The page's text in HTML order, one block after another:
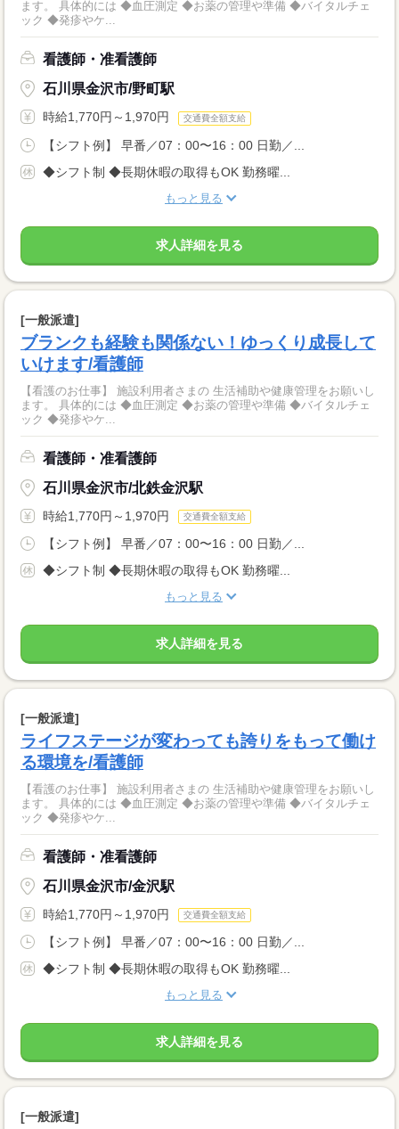
ます。 具体的には ◆血圧測定 ◆お薬の管理や準備 ◆バイタルチェ
ック ◆発疹やケ...
看護師・准看護師
石川県金沢市/野町駅
時給1,770円～1,970円 交通費全額支給
【シフト例】 早番／07：00〜16：00 日勤／...
◆シフト制 ◆長期休暇の取得もOK 勤務曜...
もっと見る
求人詳細を見る
[一般派遣]
ブランクも経験も関係ない！ゆっくり成長して
いけます/看護師
【看護のお仕事】 施設利用者さまの 生活補助や健康管理をお願いし
ます。 具体的には ◆血圧測定 ◆お薬の管理や準備 ◆バイタルチェ
ック ◆発疹やケ...
看護師・准看護師
石川県金沢市/北鉄金沢駅
時給1,770円～1,970円 交通費全額支給
【シフト例】 早番／07：00〜16：00 日勤／...
◆シフト制 ◆長期休暇の取得もOK 勤務曜...
もっと見る
求人詳細を見る
[一般派遣]
ライフステージが変わっても誇りをもって働け
る環境を/看護師
【看護のお仕事】 施設利用者さまの 生活補助や健康管理をお願いし
ます。 具体的には ◆血圧測定 ◆お薬の管理や準備 ◆バイタルチェ
ック ◆発疹やケ...
看護師・准看護師
石川県金沢市/金沢駅
時給1,770円～1,970円 交通費全額支給
【シフト例】 早番／07：00〜16：00 日勤／...
◆シフト制 ◆長期休暇の取得もOK 勤務曜...
もっと見る
求人詳細を見る
[一般派遣]